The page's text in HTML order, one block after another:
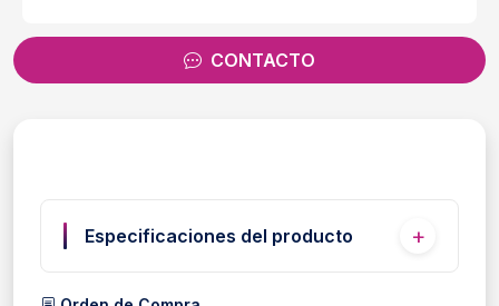
CONTACTO
Especificaciones del producto